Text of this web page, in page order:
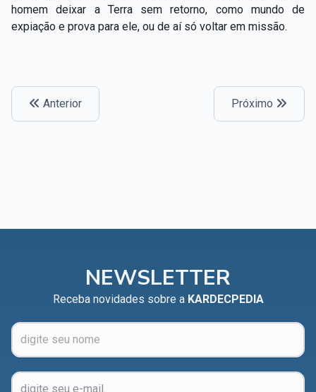
homem deixar a Terra sem retorno, como mundo de
expiação e prova para ele, ou de aí só voltar em missão.
Anterior Próximo
NEWSLETTER
Receba novidades sobre a KARDECPEDIA